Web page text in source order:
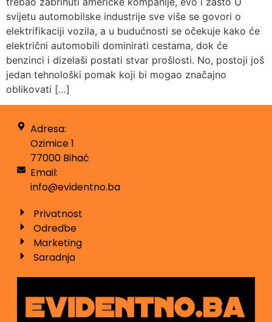
svijetu automobilske industrije sve više se govori o
elektrifikaciji vozila, a u budućnosti se očekuje kako će
električni automobili dominirati cestama, dok će
benzinci i dizelaši postati stvar prošlosti. No, postoji još
jedan tehnološki pomak koji bi mogao značajno
oblikovati […]
Adresa:
Ozimice 1
77000 Bihać
Email:
info@evidentno.ba
Privatnost
Odredbe
Marketing
Saradnja